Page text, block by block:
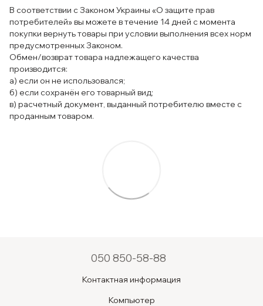
В соответствии с Законом Украины «О защите прав
потребителей» вы можете в течение 14 дней с момента
покупки вернуть товары при условии выполнения всех норм
предусмотренных Законом.
Обмен/возврат товара надлежащего качества
производится:
а) если он не использовался;
б) если сохранён его товарный вид;
в) расчетный документ, выданный потребителю вместе с
проданным товаром.
050 850-58-88
Контактная информация
Компьютер